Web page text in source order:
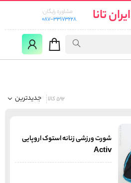
ایران تانا
مشاوره رایگان:
087-33173228
جدیدترین 592 کالا
شورت ورزشی زنانه استوک اروپایی
Activ